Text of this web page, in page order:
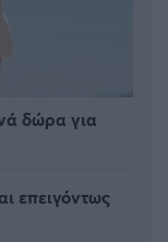
δώρα για
επειγόντως